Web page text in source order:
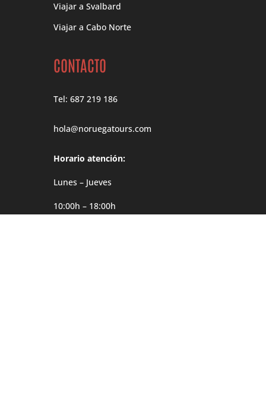
Viajar a Svalbard
Viajar a Cabo Norte
CONTACTO
Tel: 687 219 186
hola@noruegatours.com
Horario atención:
Lunes – Jueves
10:00h – 18:00h